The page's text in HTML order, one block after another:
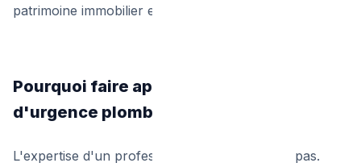
patrimoine immobilier et votre portefeuille.
Pourquoi faire appel à un service
d'urgence plombier à Bruxelles ?
L'expertise d'un professionnel ne s'improvise pas.